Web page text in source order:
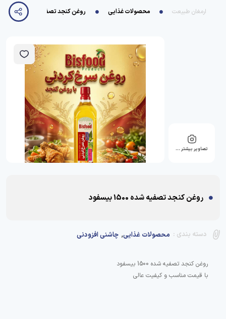
ارمغان طبیعت محصولات غذایی روغن کنجد تصفیه شده 1500 بیسفود
تصاویر بیشتر …
روغن کنجد تصفیه شده 1500 بیسفود
دسته بندی : محصولات غذایی, چاشنی افزودنی
با قیمت مناسب و کیفیت عالی